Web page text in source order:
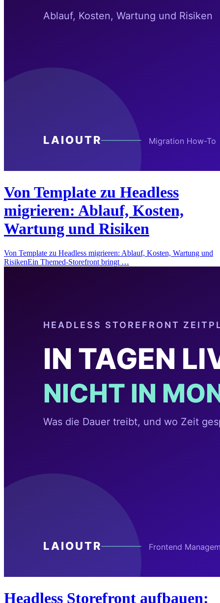
Von Template zu Headless
migrieren: Ablauf, Kosten,
Wartung und Risiken
Von Template zu Headless migrieren: Ablauf, Kosten, Wartung und
RisikenEin Themed-Storefront bringt …
Headless Storefront aufbauen: